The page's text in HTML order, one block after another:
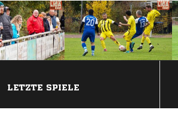
LETZTE SPIELE